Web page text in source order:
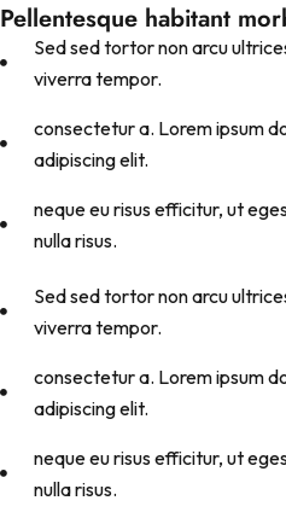
Pellentesque habitant
Sed sed tortor non arcu
viverra tempor.
consectetur a. Lorem ipsum
adipiscing elit.
neque eu risus efficitur, ut
nulla risus.
Sed sed tortor non arcu
viverra tempor.
consectetur a. Lorem ipsum
adipiscing elit.
neque eu risus efficitur, ut
nulla risus.